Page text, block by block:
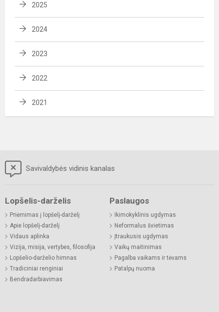
2025
2024
2023
2022
2021
Savivaldybės vidinis kanalas
Lopšelis-darželis
Priėmimas į lopšelį-darželį
Apie lopšelį-darželį
Vidaus aplinka
Vizija, misija, vertybės, filosofija
Lopšelio-darželio himnas
Tradiciniai renginiai
Bendradarbiavimas
Paslaugos
Ikimokyklinis ugdymas
Neformalus švietimas
Įtraukusis ugdymas
Vaikų maitinimas
Pagalba vaikams ir tėvams
Patalpų nuoma